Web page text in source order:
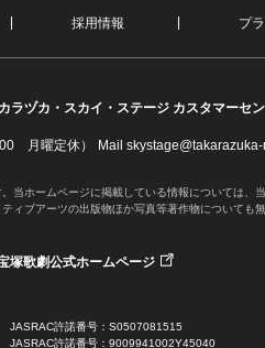
採用情報 プ
ラヅカ・スカイ・ステージ カスタマーセ
月曜定休） Mail
ホームページに掲載している情報については、
ィブアーツの出版物ほか写真等著作物についても
塚歌劇公式ホームページ
JASRAC許諾番号：S0507081515
JASRAC許諾番号：9009941002Y45040